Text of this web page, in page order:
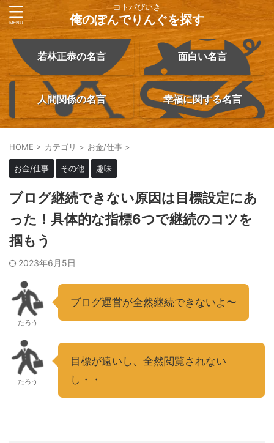
コトバびいき
俺のぽんでりんぐを探す
若林正恭の名言 面白い名言
人間関係の名言 幸福に関する名言
HOME > カテゴリ > お金/仕事 >
お金/仕事 その他 趣味
ブログ継続できない原因は目標設定にあ
った！具体的な指標6つで継続のコツを
掴もう
2023年6月5日
たろう
ブログ運営が全然継続できないよ〜
たろう
目標が遠いし、全然閲覧されない
し・・